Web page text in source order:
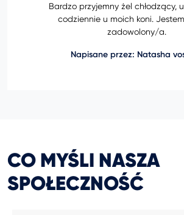
Bardzo przyjemny żel chłodzący,
codziennie u moich koni.
zadowolony/a.
Napisane przez: Natasha
CO MYŚLI NASZA
SPOŁECZNOŚĆ